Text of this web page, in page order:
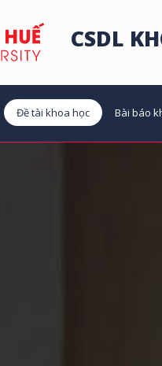
CSDL
Đề tài khoa học Bài báo